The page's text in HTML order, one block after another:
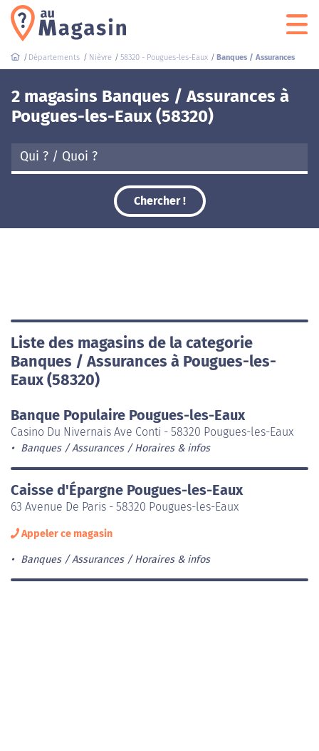
Départements Nièvre 58320 - Pougues-les-Eaux Banques / Assurances
2 magasins Banques / Assurances à
Pougues-les-Eaux (58320)
Chercher !
Liste des magasins de la categorie
Banques / Assurances à Pougues-les-
Eaux (58320)
Banque Populaire Pougues-les-Eaux
Casino Du Nivernais Ave Conti - 58320 Pougues-les-Eaux
Banques / Assurances Horaires & infos
Caisse d'Épargne Pougues-les-Eaux
63 Avenue De Paris - 58320 Pougues-les-Eaux
Appeler ce magasin
Banques / Assurances Horaires & infos